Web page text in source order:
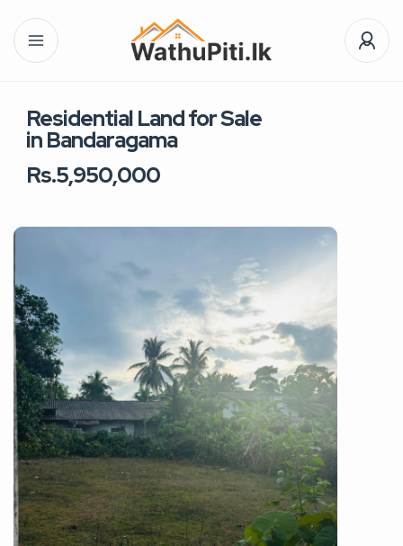
Residential Land for Sale
in Bandaragama
Rs.5,950,000